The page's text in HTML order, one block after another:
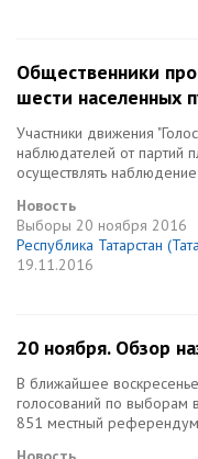
Общественники
шести населенных
Участники движения
наблюдателей от партий
осуществлять
Новость
Выборы 20 ноября 2016
Республика Татарстан
19.11.2016
20 ноября. Обзор
В ближайшее
голосований по выборам
851 местный